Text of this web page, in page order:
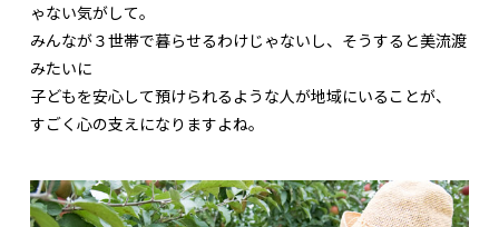
ゃない気がして。
みんなが３世帯で暮らせるわけじゃないし、そうすると美流渡
みたいに
子どもを安心して預けられるような人が地域にいることが、
すごく心の支えになりますよね。